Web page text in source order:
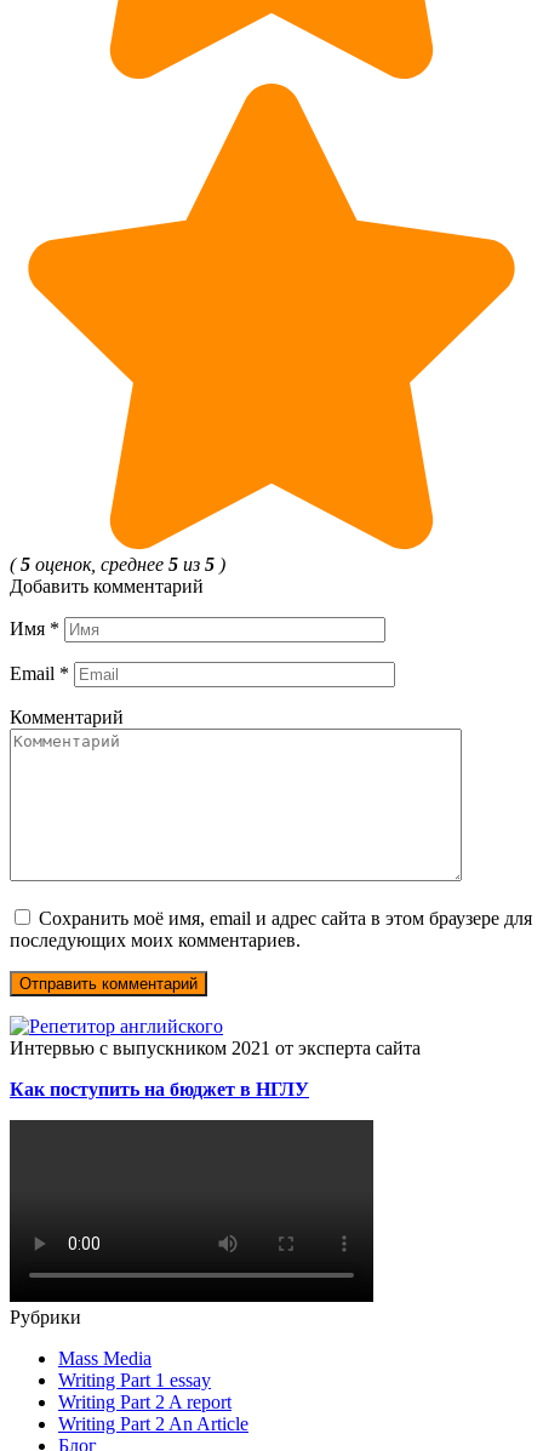
(5 оценок, среднее 5 из 5 )
Добавить комментарий
Имя *
Email *
Комментарий
Сохранить моё имя, email и адрес сайта в этом браузере для
последующих моих комментариев.
Интервью с выпускником 2021 от эксперта сайта
Как поступить на бюджет в НГЛУ
Рубрики
Mass Media
Writing Part 1 essay
Writing Part 2 A report
Writing Part 2 An Article
Блог